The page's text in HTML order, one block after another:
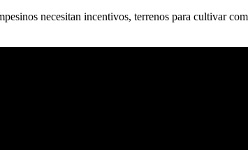
necesitan incentivos, terrenos para cultivar